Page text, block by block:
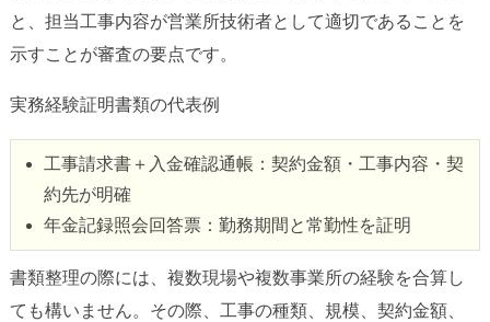
と、担当工事内容が営業所技術者として適切であることを
示すことが審査の要点です。
実務経験証明書類の代表例
工事請求書＋入金確認通帳：契約金額・工事内容・契
約先が明確
年金記録照会回答票：勤務期間と常勤性を証明
書類整理の際には、複数現場や複数事業所の経験を合算し
ても構いません。その際、工事の種類、規模、契約金額、